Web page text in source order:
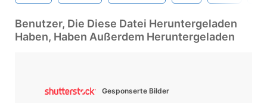
Benutzer, Die Diese Datei Heruntergeladen
Haben, Haben Außerdem Heruntergeladen
Gesponserte Bilder